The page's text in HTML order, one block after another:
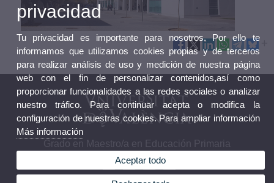
Grado en Maestro/a en Educación Primaria
privacidad
Tu privacidad es importante para nosotros. Por ello te
informamos que utilizamos cookies propias y de terceros
para realizar análisis de uso y medición de nuestra página
web con el fin de personalizar contenidos,así como
proporcionar funcionalidades a las redes sociales o analizar
nuestro tráfico. Para continuar acepta o modifica la
configuración de nuestras cookies. Para ampliar información
Más información
Aceptar todo